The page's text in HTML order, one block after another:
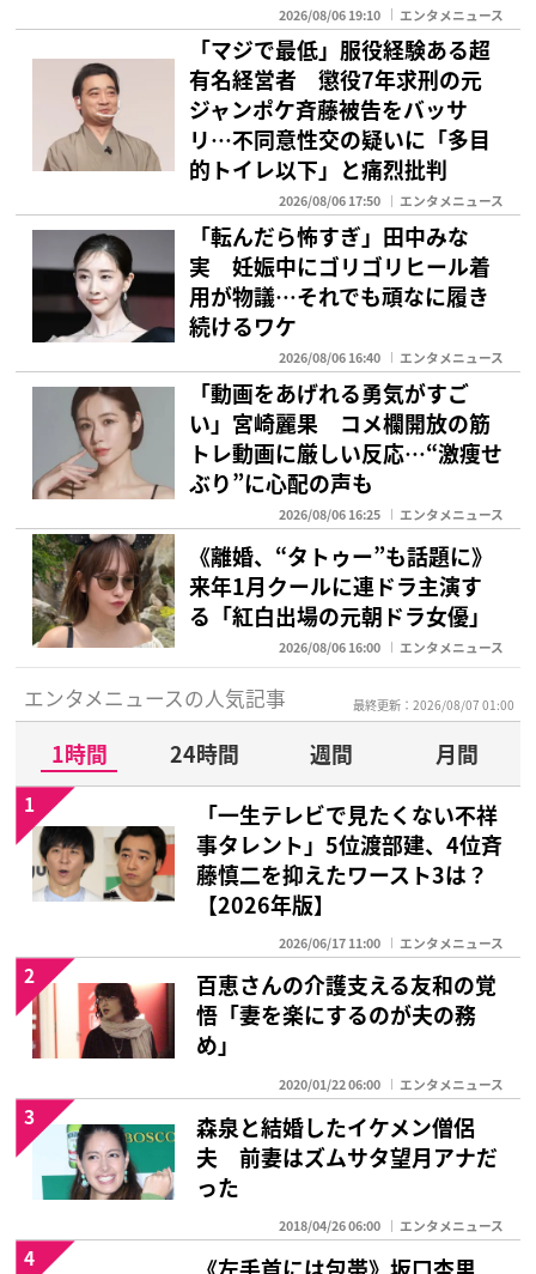
2026/08/06 19:10 エンタメニュース
「マジで最低」服役経験ある超
有名経営者 懲役7年求刑の元
ジャンポケ斉藤被告をバッサ
リ…不同意性交の疑いに「多目
的トイレ以下」と痛烈批判
2026/08/06 17:50 エンタメニュース
「転んだら怖すぎ」田中みな
実 妊娠中にゴリゴリヒール着
用が物議…それでも頑なに履き
続けるワケ
2026/08/06 16:40 エンタメニュース
「動画をあげれる勇気がすご
い」宮崎麗果 コメ欄開放の筋
トレ動画に厳しい反応…“激痩せ
ぶり”に心配の声も
2026/08/06 16:25 エンタメニュース
《離婚、“タトゥー”も話題に》
来年1月クールに連ドラ主演す
る「紅白出場の元朝ドラ女優」
2026/08/06 16:00 エンタメニュース
エンタメニュースの人気記事 最終更新：2026/08/07 01:00
1時間 24時間 週間
月間
「一生テレビで見たくない不祥
事タレント」5位渡部建、4位斉
藤慎二を抑えたワースト3は？
【2026年版】
2026/06/17 11:00 エンタメニュース
1
百恵さんの介護支える友和の覚
悟「妻を楽にするのが夫の務
め」
2020/01/22 06:00 エンタメニュース
2
森泉と結婚したイケメン僧侶
夫 前妻はズムサタ望月アナだ
った
2018/04/26 06:00 エンタメニュース
3
4